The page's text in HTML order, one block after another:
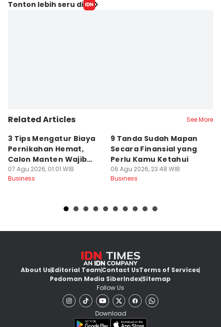
Tonton lebih seru di
Related Articles See More
3 Tips Mengatur Biaya
Pernikahan Hemat,
Calon Manten Wajib
Nyimak!
07 Agu 2026, 01:01 WIB
Business
9 Tanda Sudah Mapan
Secara Finansial yang
Perlu Kamu Ketahui
06 Agu 2026, 23:48 WIB
Business
About UsEditorial TeamContact UsTerms of Services
Pedoman Media SiberIndexSitemap
Follow Us
Download